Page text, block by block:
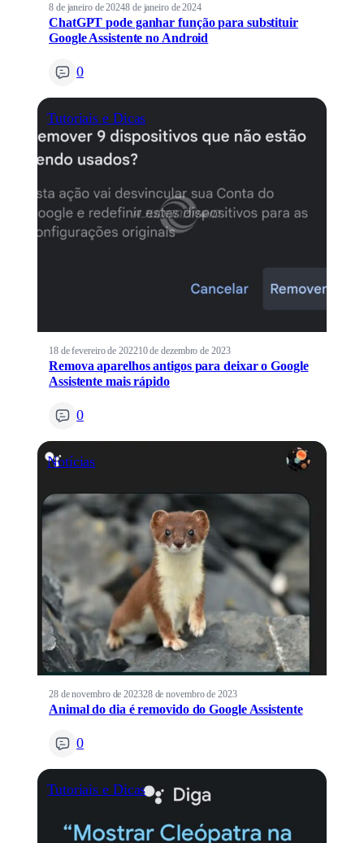
8 de janeiro de 20248 de janeiro de 2024
ChatGPT pode ganhar função para substituir
Google Assistente no Android
0
Tutoriais e Dicas
18 de fevereiro de 202210 de dezembro de 2023
Remova aparelhos antigos para deixar o Google
Assistente mais rápido
0
Notícias
28 de novembro de 202328 de novembro de 2023
Animal do dia é removido do Google Assistente
0
Tutoriais e Dicas